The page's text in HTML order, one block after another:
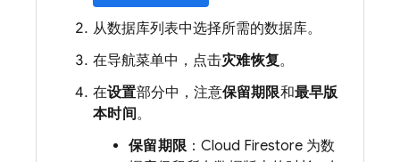
从数据库列表中选择所需的数据库。
在导航菜单中，点击灾难恢复。
在设置部分中，注意保留期限和最早版
本时间。
保留期限： Cloud Firestore 为数